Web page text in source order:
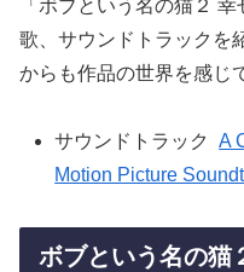
「ボブという名の猫２
歌、サウンドトラックを
からも作品の世界を感じ
サウンドトラック
A
Motion Picture
ボブという名の猫